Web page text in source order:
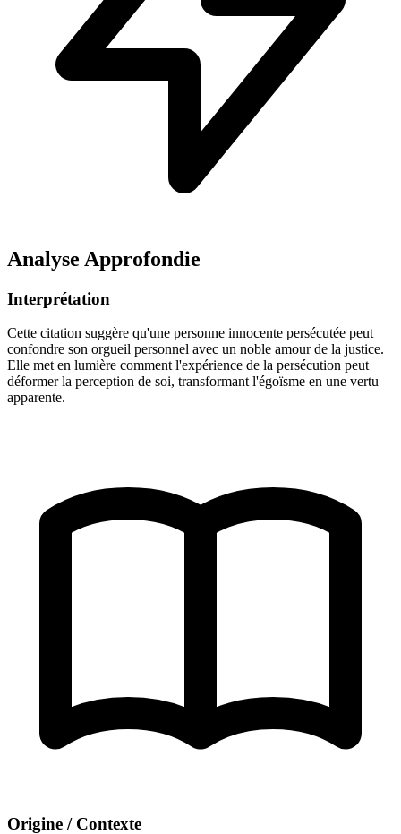
Analyse Approfondie
Interprétation
Cette citation suggère qu'une personne innocente persécutée peut
confondre son orgueil personnel avec un noble amour de la justice.
Elle met en lumière comment l'expérience de la persécution peut
déformer la perception de soi, transformant l'égoïsme en une vertu
apparente.
Origine / Contexte